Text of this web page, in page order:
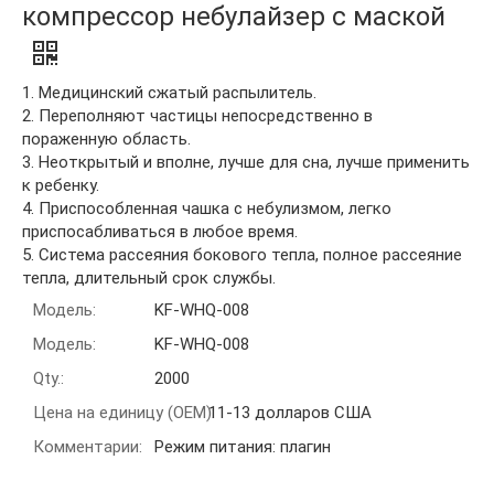
компрессор небулайзер с маской
1. Медицинский сжатый распылитель.
2. Переполняют частицы непосредственно в
пораженную область.
3. Неоткрытый и вполне, лучше для сна, лучше применить
к ребенку.
4. Приспособленная чашка с небулизмом, легко
приспосабливаться в любое время.
5. Система рассеяния бокового тепла, полное рассеяние
тепла, длительный срок службы.
Модель:
KF-WHQ-008
Модель:
KF-WHQ-008
Qty.:
2000
Цена на единицу (OEM):11-13 долларов США
Комментарии:
Режим питания: плагин